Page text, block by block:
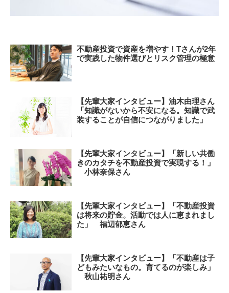
不動産投資で資産を増やす！Tさんが2年
で実践した物件選びとリスク管理の極意
【先輩大家インタビュー】油木由理さん
「知識がないから不安になる。知識で武
装することが自信につながりました」
【先輩大家インタビュー】「新しい共働
きのカタチを不動産投資で実現する！」
小林奈保さん
【先輩大家インタビュー】「不動産投資
は将来の貯金。活動では人に恵まれまし
た」 福辺郁恵さん
【先輩大家インタビュー】「不動産は子
どもみたいなもの。育てるのが楽しみ」
秋山祐明さん